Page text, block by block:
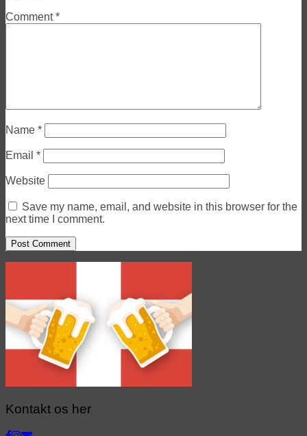
Comment*
Name *
Email *
Website
Save my name, email, and website in this browser for the
next time I comment.
Kontakt os her